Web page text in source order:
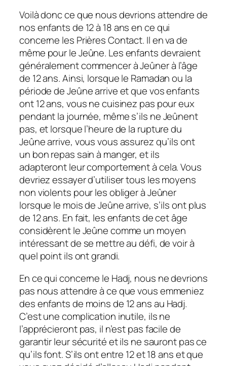
Voilà donc ce que nous devrions attendre de
nos enfants de 12 à 18 ans en ce qui
concerne les Prières Contact. Il en va de
même pour le Jeûne. Les enfants devraient
généralement commencer à Jeûner à l’âge
de 12 ans. Ainsi, lorsque le Ramadan ou la
période de Jeûne arrive et que vos enfants
ont 12 ans, vous ne cuisinez pas pour eux
pendant la journée, même s’ils ne Jeûnent
pas, et lorsque l’heure de la rupture du
Jeûne arrive, vous vous assurez qu’ils ont
un bon repas sain à manger, et ils
adapteront leur comportement à cela. Vous
devriez essayer d’utiliser tous les moyens
non violents pour les obliger à Jeûner
lorsque le mois de Jeûne arrive, s’ils ont plus
de 12 ans. En fait, les enfants de cet âge
considèrent le Jeûne comme un moyen
intéressant de se mettre au défi, de voir à
quel point ils ont grandi.
En ce qui concerne le Hadj, nous ne devrions
pas nous attendre à ce que vous emmeniez
des enfants de moins de 12 ans au Hadj.
C’est une complication inutile, ils ne
l’apprécieront pas, il n’est pas facile de
garantir leur sécurité et ils ne sauront pas ce
qu’ils font. S’ils ont entre 12 et 18 ans et que